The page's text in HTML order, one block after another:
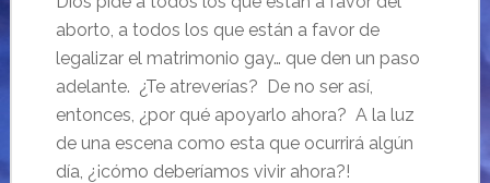
aborto, a todos los que están a favor de
legalizar el matrimonio gay… que den un paso
adelante. ¿Te atreverías? De no ser así,
entonces, ¿por qué apoyarlo ahora? A la luz
de una escena como esta que ocurrirá algún
día, ¿¡cómo deberíamos vivir ahora?!